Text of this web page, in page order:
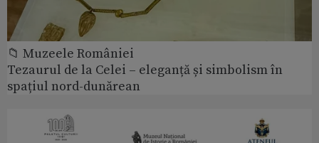
📁 Muzeele României
Tezaurul de la Celei – eleganță și simbolism în
spațiul nord-dunărean